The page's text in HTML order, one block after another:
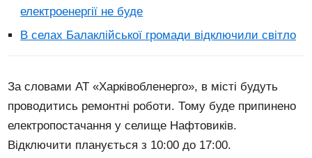
електроенергії не буде
В селах Балаклійської громади відключили світло
За словами АТ «Харківобленерго», в місті будуть
проводитись ремонтні роботи. Тому буде припинено
електропостачання у селище Нафтовиків.
Відключити планується з 10:00 до 17:00.